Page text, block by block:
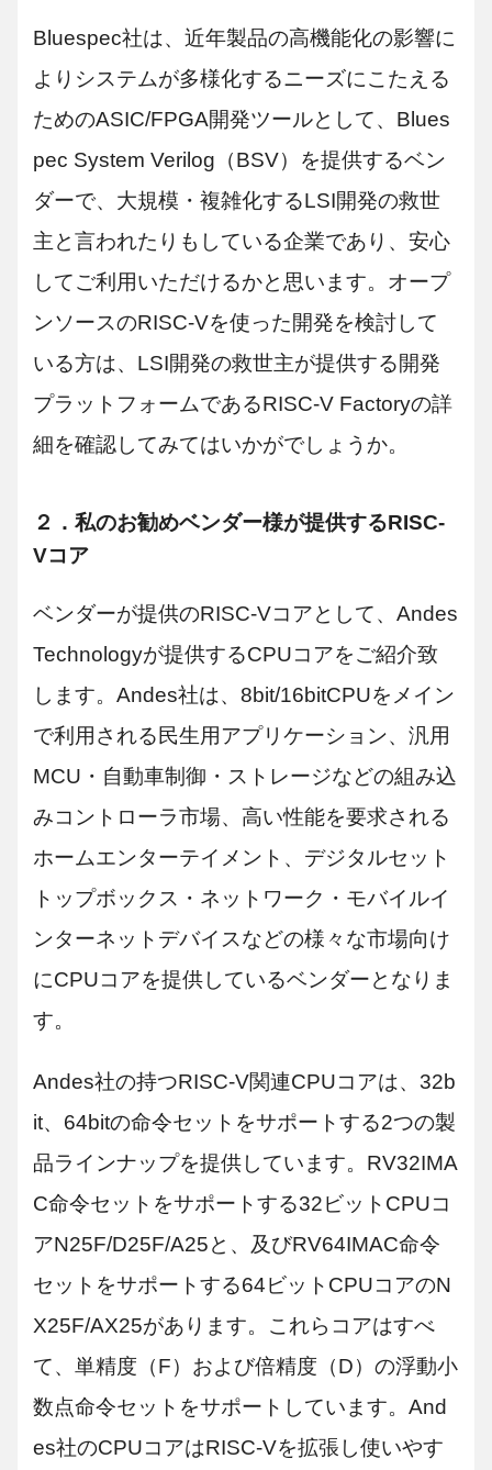
Bluespec社は、近年製品の高機能化の影響に
よりシステムが多様化するニーズにこたえる
ためのASIC/FPGA開発ツールとして、Blues
pec System Verilog（BSV）を提供するベン
ダーで、大規模・複雑化するLSI開発の救世
主と言われたりもしている企業であり、安心
してご利用いただけるかと思います。オープ
ンソースのRISC-Vを使った開発を検討して
いる方は、LSI開発の救世主が提供する開発
プラットフォームであるRISC-V Factoryの詳
細を確認してみてはいかがでしょうか。
２．私のお勧めベンダー様が提供するRISC-
Vコア
ベンダーが提供のRISC-Vコアとして、Andes
Technologyが提供するCPUコアをご紹介致
します。Andes社は、8bit/16bitCPUをメイン
で利用される民生用アプリケーション、汎用
MCU・自動車制御・ストレージなどの組み込
みコントローラ市場、高い性能を要求される
ホームエンターテイメント、デジタルセット
トップボックス・ネットワーク・モバイルイ
ンターネットデバイスなどの様々な市場向け
にCPUコアを提供しているベンダーとなりま
す。
Andes社の持つRISC-V関連CPUコアは、32b
it、64bitの命令セットをサポートする2つの製
品ラインナップを提供しています。RV32IMA
C命令セットをサポートする32ビットCPUコ
アN25F/D25F/A25と、及びRV64IMAC命令
セットをサポートする64ビットCPUコアのN
X25F/AX25があります。これらコアはすべ
て、単精度（F）および倍精度（D）の浮動小
数点命令セットをサポートしています。And
es社のCPUコアはRISC-Vを拡張し使いやす